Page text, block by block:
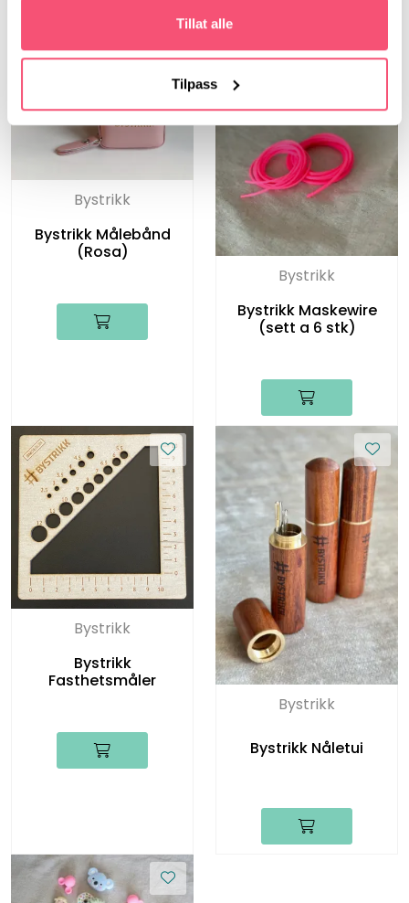
Tillat alle
Tilpass
Bystrikk
Bystrikk Målebånd
(Rosa)
Bystrikk
Bystrikk Maskewire
(sett a 6 stk)
Bystrikk
Bystrikk
Fasthetsmåler
Bystrikk
Bystrikk Nåletui